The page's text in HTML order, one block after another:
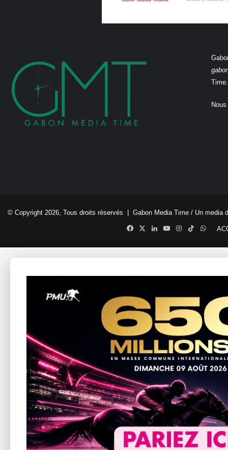
Time.
© Copyright 2026, Tous droits réservés | Gabon Media Time / Un media
Facebook
X LinkedinYouTubeInstagram
TikTok